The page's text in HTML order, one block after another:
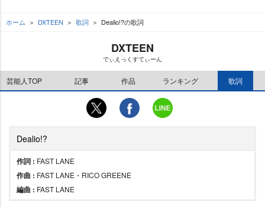
ホーム DXTEEN 歌詞 Dealio!?の歌詞
DXTEEN
でぃえっくすてぃーん
芸能人TOP 記事 作品 ランキング 歌詞
Dealio!?
作詞 : FAST LANE
作曲 : FAST LANE・RICO GREENE
編曲 : FAST LANE